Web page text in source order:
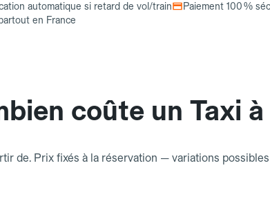
automatique si retard de vol/train
Paiement 100 %
en France
coûte un Taxi
de. Prix fixés à la réservation — variations